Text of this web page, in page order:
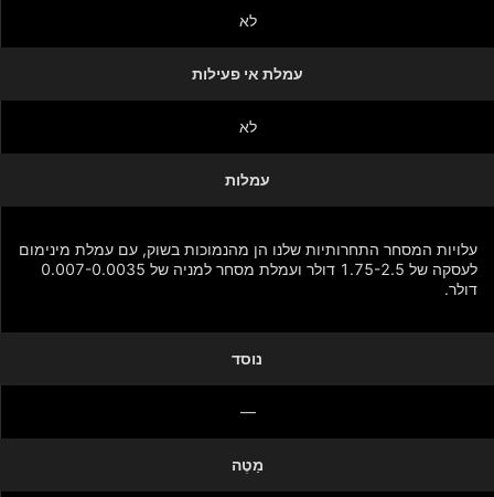
לא
עמלת אי פעילות
לא
עמלות
עלויות המסחר התחרותיות שלנו הן מהנמוכות בשוק, עם עמלת מינימום
לעסקה של 1.75-2.5 דולר ועמלת מסחר למניה של 0.007-0.0035
דולר.
נוסד
—
מַטֶה